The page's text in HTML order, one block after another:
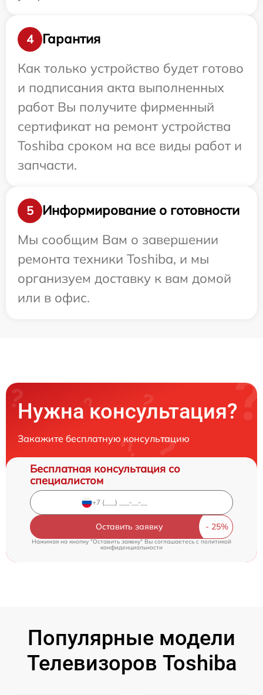
4
Гарантия
Как только устройство будет готово
и подписания акта выполненных
работ Вы получите фирменный
сертификат на ремонт устройства
Toshiba сроком на все виды работ и
запчасти.
5
Информирование о готовности
Мы сообщим Вам о завершении
ремонта техники Toshiba, и мы
организуем доставку к вам домой
или в офис.
Нужна консультация?
Закажите бесплатную консультацию
Бесплатная консультация со
специалистом
Оставить заявку
Нажимая на кнопку "Оставить заявку" Вы соглашаетесь cполитикой
конфиденциальности
Популярные модели
Телевизоров Toshiba